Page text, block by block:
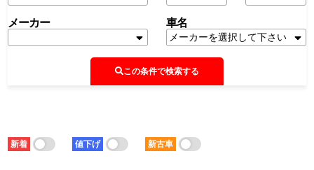
メーカー 車名
この条件で検索する
新着 値下げ 新古車